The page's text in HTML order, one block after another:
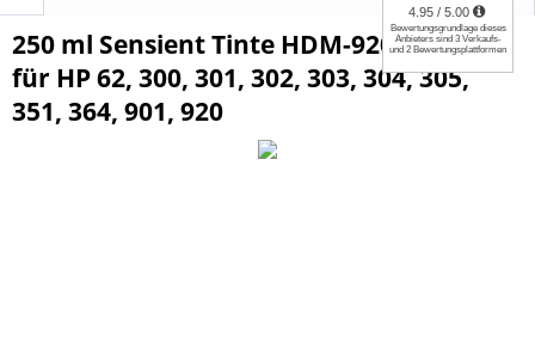
Select Language▼
250 ml Sensient Tinte HDM-920 magenta
für HP 62, 300, 301, 302, 303, 304, 305,
351, 364, 901, 920